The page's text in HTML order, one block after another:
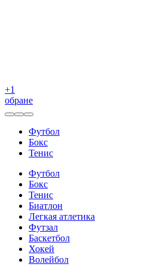
+1
обране
Футбол
Бокс
Тенис
Футбол
Бокс
Тенис
Биатлон
Легкая атлетика
Футзал
Баскетбол
Хокей
Волейбол